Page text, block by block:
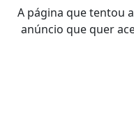
A página que tentou
anúncio que quer